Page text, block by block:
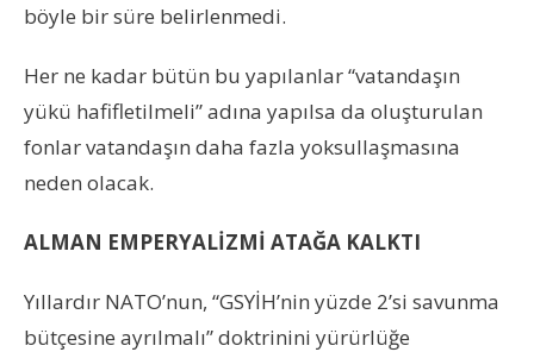
böyle bir süre belirlenmedi.
Her ne kadar bütün bu yapılanlar “vatandaşın
yükü hafifletilmeli” adına yapılsa da oluşturulan
fonlar vatandaşın daha fazla yoksullaşmasına
neden olacak.
ALMAN EMPERYALİZMİ ATAĞA KALKTI
Yıllardır NATO’nun, “GSYİH’nin yüzde 2’si savunma
bütçesine ayrılmalı” doktrinini yürürlüğe